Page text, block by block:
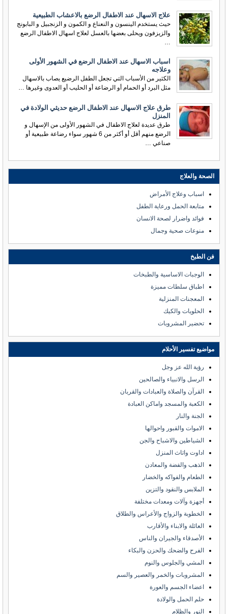
علاج الاسهال عند الاطفال الرضع بالاعشاب الطبيعية
حيث يستخدم الينسون و النعناع و الكمون و الزنجبيل و البابونج
والزيزفون ويحلى بعضها بالعسل لعلاج اسهال الاطفال الرضع
…
اسباب الاسهال عند الاطفال الرضع في الشهور الأولى
وعلاجه
الكثير من الأسباب التي تجعل الطفل الرضيع يصاب بالاسهال
مثل البرد أو الحمام أو الرضاعة أو الحليب أو العدوى وغيرها …
طرق علاج الاسهال عند الاطفال الرضع حديثي الولادة في
المنزل
طرق عديدة لعلاج الاطفال في الشهور الأولى من الإسهال و
الرضع منهم أقل أو أكثر من 6 شهور سواء رضاعة طبيعية أو
صناعي …
الصحة والعلاج
اسباب وعلاج الأمراض
متابعة الحمل ورعاية الطفل
فوائد واضرار لصحة الانسان
منوعات صحية وجمال
فن الطبخ
الوجبات الاساسية والطبخات
اطباق سلطات مميزة
المعجنات المنزلية
الحلويات والكيك
تحضير المشروبات
مواضيع تفسير الأحلام
رؤية الله عز وجل
الرسل والانبياء والصالحين
القرآن والصلاة والعبادات والقربان
الكعبة والمسجد واماكن العبادة
الجنة والنار
الاموات والقبور واحوالها
الشياطين والاشباح والجن
اداوت واثاث المنزل
الذهب والفضة والمعادن
الطعام والفواكه والخضار
الملابس والنقود والتزين
أجهزة وآلات ومعدات مختلفة
الخطوبة والزواج والأعراس والطلاق
العائلة والابناء والأقارب
الأصدقاء والجيران والناس
الفرح والضحك والحزن والبكاء
المشي والجلوس والنوم
المشروبات والخمر والعصير والسم
اعضاء الجسم والعورة
حلم الحمل والولادة
النور والظلام